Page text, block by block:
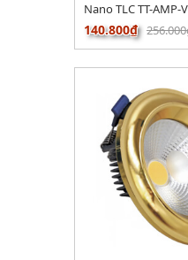
Nano TLC TT-AMP-
140.800₫